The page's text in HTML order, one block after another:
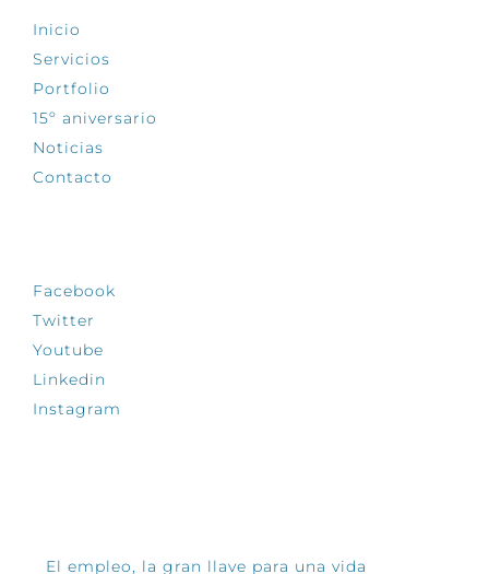
Inicio
Servicios
Portfolio
15º aniversario
Noticias
Contacto
Facebook
Twitter
Youtube
Linkedin
Instagram
El empleo, la gran llave para una vida